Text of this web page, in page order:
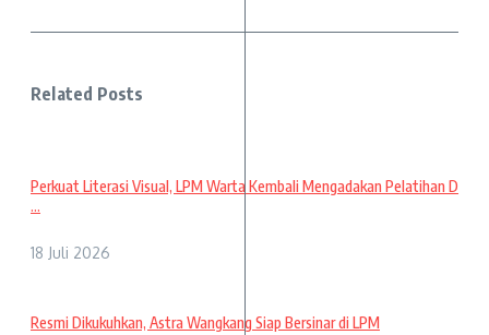
Related Posts
Perkuat Literasi Visual, LPM Warta Kembali Mengadakan Pelatihan D
...
18 Juli 2026
Resmi Dikukuhkan, Astra Wangkang Siap Bersinar di LPM